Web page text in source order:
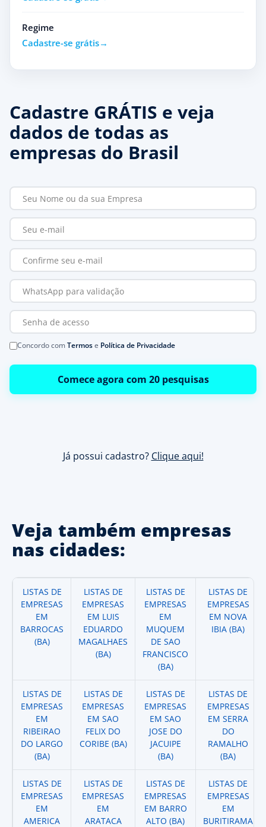
Regime
Cadastre-se grátis
Cadastre GRÁTIS e veja
dados de todas as
empresas do Brasil
Concordo comTermose Política de Privacidade
Comece agora com 20 pesquisas
Já possui cadastro? Clique aqui!
Veja também empresas
nas cidades:
LISTAS DE
EMPRESAS
EM
BARROCAS
(BA)
LISTAS DE
EMPRESAS
EM LUIS
EDUARDO
MAGALHAES
(BA)
LISTAS DE
EMPRESAS
EM
MUQUEM
DE SAO
FRANCISCO
(BA)
LISTAS DE
EMPRESAS
EM NOVA
IBIA (BA)
LISTAS DE
EMPRESAS
EM
RIBEIRAO
DO LARGO
(BA)
LISTAS DE
EMPRESAS
EM SAO
FELIX DO
CORIBE (BA)
LISTAS DE
EMPRESAS
EM SAO
JOSE DO
JACUIPE
(BA)
LISTAS DE
EMPRESAS
EM SERRA
DO
RAMALHO
(BA)
LISTAS DE
EMPRESAS
EM
AMERICA
LISTAS DE
EMPRESAS
EM
ARATACA
LISTAS DE
EMPRESAS
EM BARRO
ALTO (BA)
LISTAS DE
EMPRESAS
EM
BURITIRAMA